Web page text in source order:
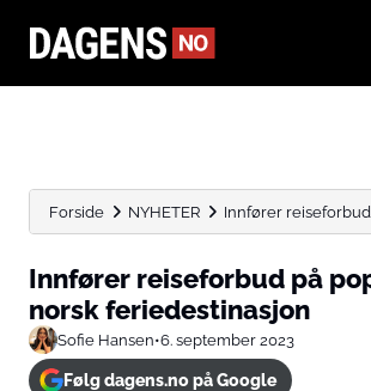
Forside NYHETER Innfører
Innfører reiseforbud på
norsk feriedestinasjon
Sofie Hansen•6. september 2023
Følg dagens.no på Google